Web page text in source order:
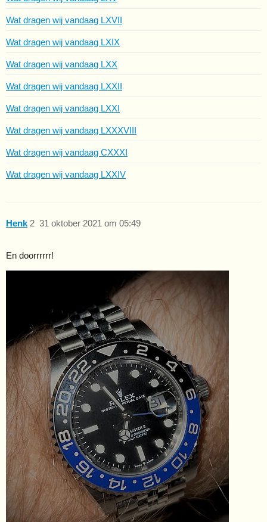
Wat dragen wij vandaag LXVII
Wat dragen wij vandaag LXIX
Wat dragen wij vandaag LXX
Wat dragen wij vandaag LXXII
Wat dragen wij vandaag LXXI
Wat dragen wij vandaag LXXXVIII
Wat dragen wij vandaag CXXXI
Wat dragen wij vandaag LXXIV
Henk 31 oktober 2021 om 05:49
2
En doorrrrrr!